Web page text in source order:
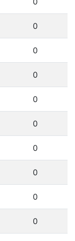
0
0
0
0
0
0
0
0
0